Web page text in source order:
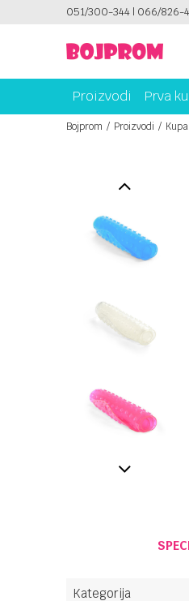
051/300-344 | 066/826-
PLATI
Proizvodi Prva
Bojprom Proizvodi
Kategorija